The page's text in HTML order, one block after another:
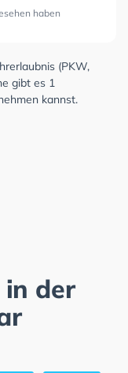
haben
(PKW,
gibt es 1
kannst.
in der